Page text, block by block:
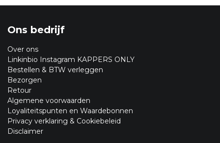
Ons bedrijf
Over ons
Linkinbio Instagram KAPPERS ONLY
Bestellen & BTW verleggen
Bezorgen
Retour
Algemene voorwaarden
Loyaliteitspunten en Waardebonnen
Privacy verklaring & Cookiebeleid
Disclaimer